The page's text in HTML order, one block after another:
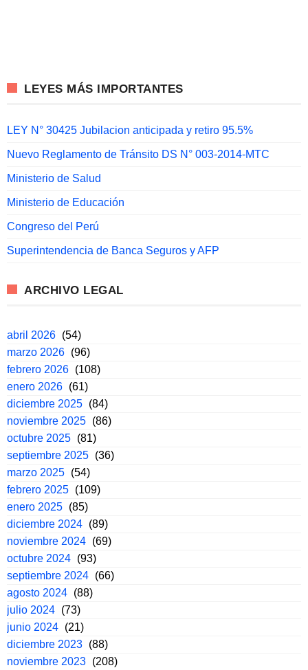
LEYES MÁS IMPORTANTES
LEY N° 30425 Jubilacion anticipada y retiro 95.5%
Nuevo Reglamento de Tránsito DS N° 003-2014-MTC
Ministerio de Salud
Ministerio de Educación
Congreso del Perú
Superintendencia de Banca Seguros y AFP
ARCHIVO LEGAL
abril 2026 (54)
marzo 2026 (96)
febrero 2026 (108)
enero 2026 (61)
diciembre 2025 (84)
noviembre 2025 (86)
octubre 2025 (81)
septiembre 2025 (36)
marzo 2025 (54)
febrero 2025 (109)
enero 2025 (85)
diciembre 2024 (89)
noviembre 2024 (69)
octubre 2024 (93)
septiembre 2024 (66)
agosto 2024 (88)
julio 2024 (73)
junio 2024 (21)
diciembre 2023 (88)
noviembre 2023 (208)